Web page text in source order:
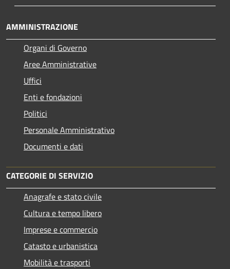
AMMINISTRAZIONE
Organi di Governo
Aree Amministrative
Uffici
Enti e fondazioni
Politici
Personale Amministrativo
Documenti e dati
CATEGORIE DI SERVIZIO
Anagrafe e stato civile
Cultura e tempo libero
Imprese e commercio
Catasto e urbanistica
Mobilità e trasporti